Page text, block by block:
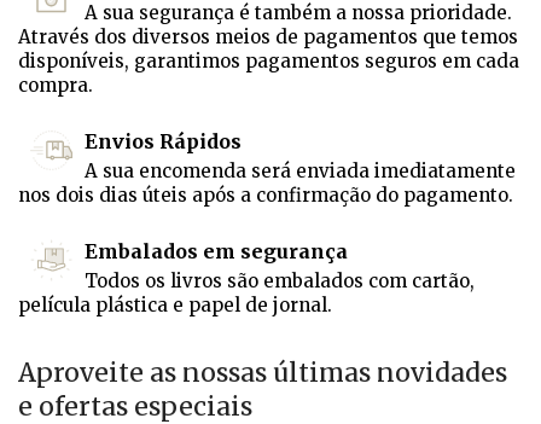
A sua segurança é também a nossa prioridade.
Através dos diversos meios de pagamentos que temos
disponíveis, garantimos pagamentos seguros em cada
compra.
Envios Rápidos
A sua encomenda será enviada imediatamente
nos dois dias úteis após a confirmação do pagamento.
Embalados em segurança
Todos os livros são embalados com cartão,
película plástica e papel de jornal.
Aproveite as nossas últimas novidades
e ofertas especiais